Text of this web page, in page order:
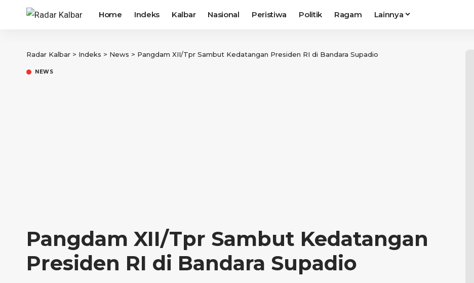
Home Indeks Kalbar Nasional Peristiwa Politik Ragam Lainnya
Radar Kalbar > Indeks > News > Pangdam XII/Tpr Sambut Kedatangan Presiden RI di Bandara Supadio
NEWS
Pangdam XII/Tpr Sambut Kedatangan
Presiden RI di Bandara Supadio